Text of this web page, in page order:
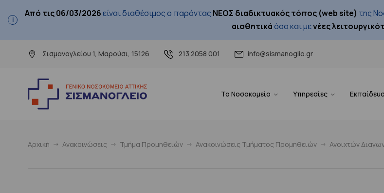
Από τις 06/03/2026 είναι διαθέσιμος ο παρόντας ΝΕΟΣ διαδικτυακός τόπος (web site) της
αισθητικάόσο και μενέες
Σισμανογλείου 1, Μαρούσι, 15126 213 2058 001 info@sismanoglio.gr
Το Νοσοκομείο Υπηρεσίες
Αρχική Ανακοινώσεις Τμήμα Προμηθειών Ανακοινώσεις Τμήματος Προμηθειών Ανοιχτών